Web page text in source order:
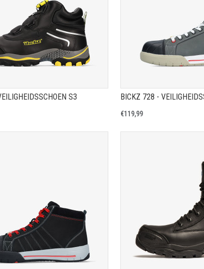
S3 BICKZ 728 -
€119,99
PRODUCTPAGINA TOON